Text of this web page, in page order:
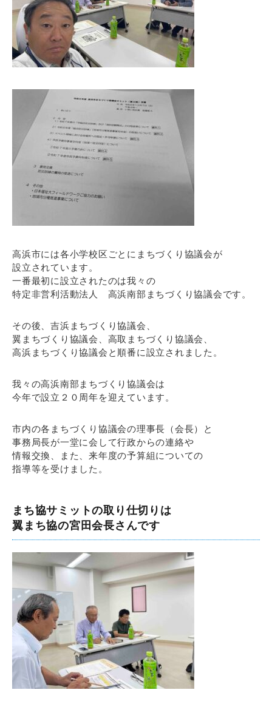
高浜市には各小学校区ごとにまちづくり協議会が
設立されています。
一番最初に設立されたのは我々の
特定非営利活動法人 高浜南部まちづくり協議会です。
その後、吉浜まちづくり協議会、
翼まちづくり協議会、高取まちづくり協議会、
高浜まちづくり協議会と順番に設立されました。
我々の高浜南部まちづくり協議会は
今年で設立２０周年を迎えています。
市内の各まちづくり協議会の理事長（会長）と
事務局長が一堂に会して行政からの連絡や
情報交換、また、来年度の予算組についての
指導等を受けました。
まち協サミットの取り仕切りは
翼まち協の宮田会長さんです